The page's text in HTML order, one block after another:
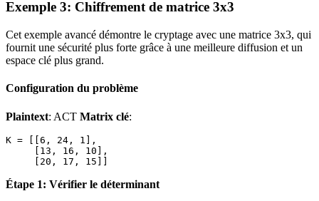
Exemple 3: Chiffrement de matrice 3x3
Cet exemple avancé démontre le cryptage avec une matrice 3x3, qui
fournit une sécurité plus forte grâce à une meilleure diffusion et un
espace clé plus grand.
Configuration du problème
Plaintext: ACT Matrix clé:
K = [[6, 24, 1],
     [13, 16, 10],
Étape 1: Vérifier le déterminant